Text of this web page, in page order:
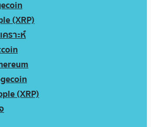
(XRP)
ราะห์
(XRP)